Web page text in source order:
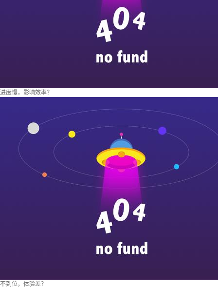
进度慢，影响效率？
不到位，体验差？